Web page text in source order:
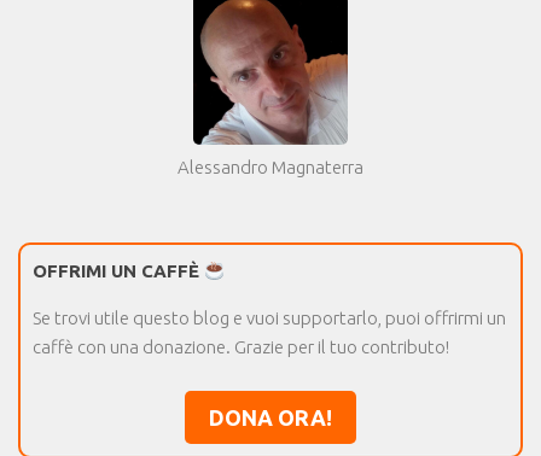
Alessandro Magnaterra
OFFRIMI UN CAFFÈ
Se trovi utile questo blog e vuoi supportarlo, puoi offrirmi un
caffè con una donazione. Grazie per il tuo contributo!
DONA ORA!